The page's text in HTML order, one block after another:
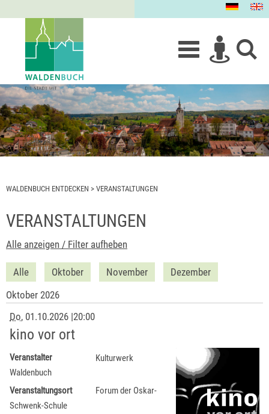
WALDENBUCH ENTDECKEN > VERANSTALTUNGEN
VERANSTALTUNGEN
Alle anzeigen / Filter aufheben
Alle Oktober November
Dezember
Oktober 2026
Do, 01.10.2026 |20:00
kino vor ort
Veranstalter
Kulturwerk
Waldenbuch
Veranstaltungsort
Forum der Oskar-
Schwenk-Schule